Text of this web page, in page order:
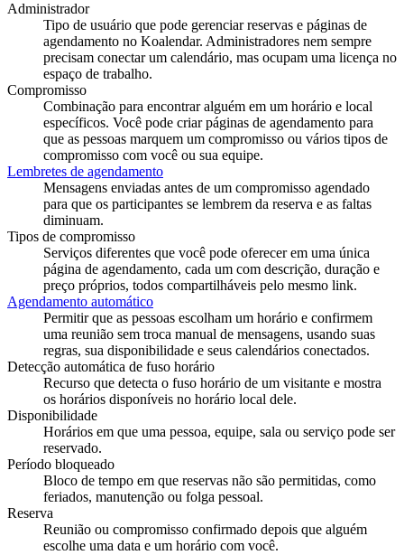
Administrador
Tipo de usuário que pode gerenciar reservas e páginas de
agendamento no Koalendar. Administradores nem sempre
precisam conectar um calendário, mas ocupam uma licença no
espaço de trabalho.
Compromisso
Combinação para encontrar alguém em um horário e local
específicos. Você pode criar páginas de agendamento para
que as pessoas marquem um compromisso ou vários tipos de
compromisso com você ou sua equipe.
Lembretes de agendamento
Mensagens enviadas antes de um compromisso agendado
para que os participantes se lembrem da reserva e as faltas
diminuam.
Tipos de compromisso
Serviços diferentes que você pode oferecer em uma única
página de agendamento, cada um com descrição, duração e
preço próprios, todos compartilháveis pelo mesmo link.
Agendamento automático
Permitir que as pessoas escolham um horário e confirmem
uma reunião sem troca manual de mensagens, usando suas
regras, sua disponibilidade e seus calendários conectados.
Detecção automática de fuso horário
Recurso que detecta o fuso horário de um visitante e mostra
os horários disponíveis no horário local dele.
Disponibilidade
Horários em que uma pessoa, equipe, sala ou serviço pode ser
reservado.
Período bloqueado
Bloco de tempo em que reservas não são permitidas, como
feriados, manutenção ou folga pessoal.
Reserva
Reunião ou compromisso confirmado depois que alguém
escolhe uma data e um horário com você.